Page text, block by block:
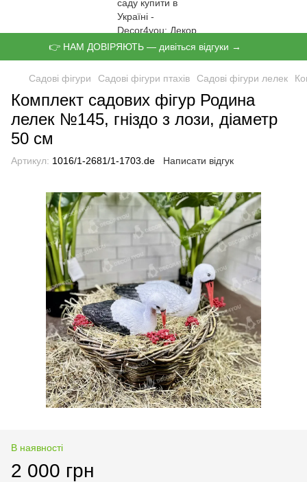
👉 НАМ ДОВІРЯЮТЬ — дивіться відгуки →
Садові фігури Садові фігури птахів Садові фігури лелек
Комплект садових фігур Родина
лелек №145, гніздо з лози, діаметр
50 см
Артикул: 1016/1-2681/1-1703.de Написати відгук
В наявності
2 000 грн